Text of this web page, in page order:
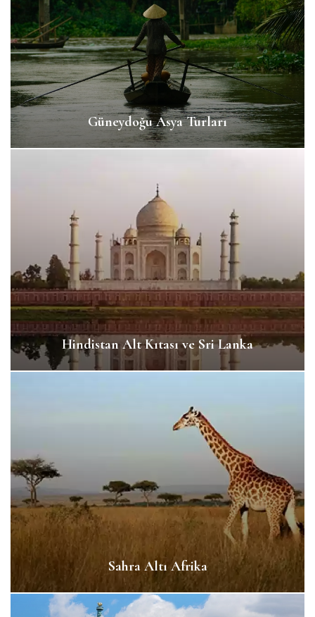
Güneydoğu Asya Turları
Hindistan Alt Kıtası ve Sri Lanka
Sahra Altı Afrika